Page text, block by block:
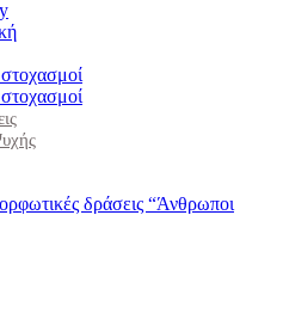
δράσεις “Άνθρωποι